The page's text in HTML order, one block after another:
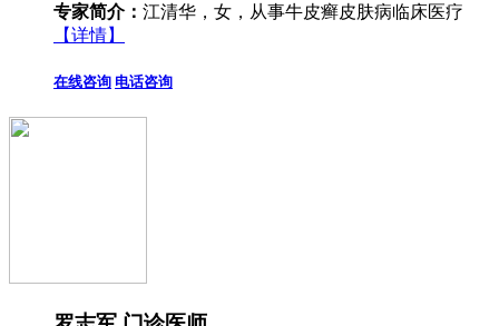
专家简介： 江清华，女，从事牛皮癣皮肤病临床医疗
【详情】
在线咨询 电话咨询